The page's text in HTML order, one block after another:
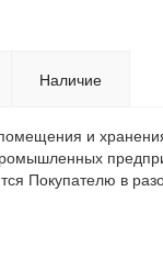
Наличие
и
Покупателю в